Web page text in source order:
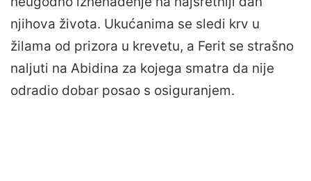
njihova života. Ukućanima se sledi krv u
žilama od prizora u krevetu, a Ferit se strašno
naljuti na Abidina za kojega smatra da nije
odradio dobar posao s osiguranjem.